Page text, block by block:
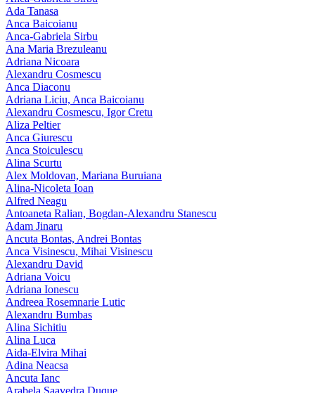
Ada Tanasa
Anca Baicoianu
Anca-Gabriela Sirbu
Ana Maria Brezuleanu
Adriana Nicoara
Alexandru Cosmescu
Anca Diaconu
Adriana Liciu, Anca Baicoianu
Alexandru Cosmescu, Igor Cretu
Aliza Peltier
Anca Giurescu
Anca Stoiculescu
Alina Scurtu
Alex Moldovan, Mariana Buruiana
Alina-Nicoleta Ioan
Alfred Neagu
Antoaneta Ralian, Bogdan-Alexandru Stanescu
Adam Jinaru
Ancuta Bontas, Andrei Bontas
Anca Visinescu, Mihai Visinescu
Alexandru David
Adriana Voicu
Adriana Ionescu
Andreea Rosemnarie Lutic
Alexandru Bumbas
Alina Sichitiu
Alina Luca
Aida-Elvira Mihai
Adina Neacsa
Ancuta Ianc
Arabela Saavedra Duque